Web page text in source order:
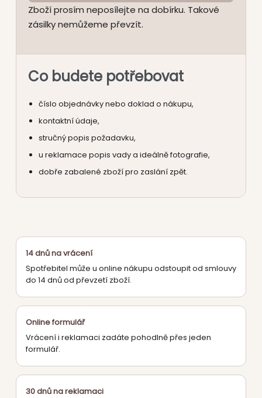
Zboží prosím neposílejte na dobírku. Takové
zásilky nemůžeme převzít.
Co budete potřebovat
číslo objednávky nebo doklad o nákupu,
kontaktní údaje,
stručný popis požadavku,
u reklamace popis vady a ideálně fotografie,
dobře zabalené zboží pro zaslání zpět.
14 dnů na vrácení
Spotřebitel může u online nákupu odstoupit od smlouvy
do 14 dnů od převzetí zboží.
Online formulář
Vrácení i reklamaci zadáte pohodlně přes jeden
formulář.
30 dnů na reklamaci